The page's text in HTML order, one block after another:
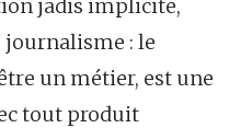
jadis implicite,
journalisme : le
un métier, est une
tout produit